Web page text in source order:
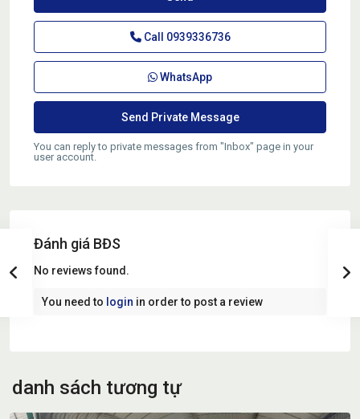
Call 0939336736
WhatsApp
You can reply to private messages from "Inbox" page in your
user account.
Đánh giá BĐS
No reviews found.
You need to login in order to post a review
danh sách tương tự